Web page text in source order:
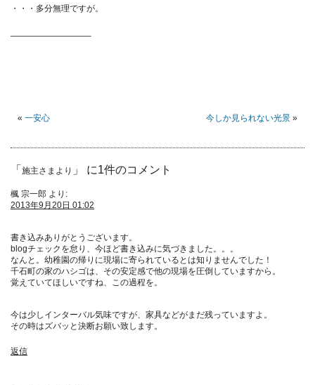
・・・多分無理ですが。
—————————–
« 一安心 今しか見られない光景 »
「 施主さまより 」 に1件のコメント
楓 宗一郎 より:
2013年9月20日 01:02
書き込みありがとうございます。
blogチェックを怠り、今ほど書き込みに気づきました。。。
なんと。幼稚園の帰りに現場に寄られているとは知りませんでした！
千石町の家のハシゴは、その安定感で他の現場を圧倒していますから。
覚えていてほしいですね、この過程を。
今は少しインターバル気味ですが、家具などがまだ残っていますよ。
その時はズバッと決断お願い致します。
返信